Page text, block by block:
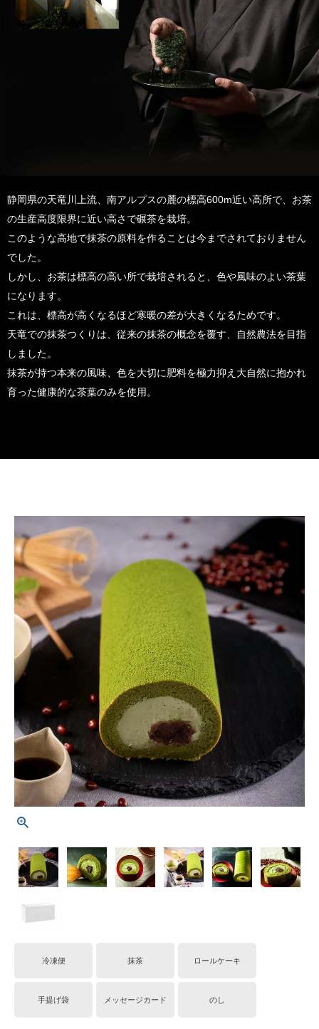
静岡県の天竜川上流、南アルプスの麓の標高600m近い高所で、お茶
の生産高度限界に近い高さで碾茶を栽培。
このような高地で抹茶の原料を作ることは今までされておりません
でした。
しかし、お茶は標高の高い所で栽培されると、色や風味のよい茶葉
になります。
これは、標高が高くなるほど寒暖の差が大きくなるためです。
天竜での抹茶つくりは、従来の抹茶の概念を覆す、自然農法を目指
しました。
抹茶が持つ本来の風味、色を大切に肥料を極力抑え大自然に抱かれ
育った健康的な茶葉のみを使用。
冷凍便 抹茶 ロールケーキ
手提げ袋 メッセージカード のし